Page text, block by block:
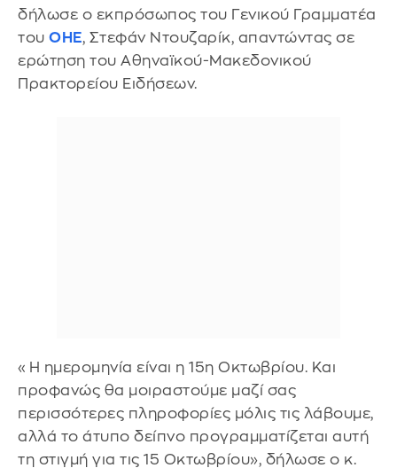
δήλωσε ο εκπρόσωπος του Γενικού Γραμματέα
του ΟΗΕ, Στεφάν Ντουζαρίκ, απαντώντας σε
ερώτηση του Αθηναϊκού-Μακεδονικού
Πρακτορείου Ειδήσεων.
«Η ημερομηνία είναι η 15η Οκτωβρίου. Και
προφανώς θα μοιραστούμε μαζί σας
περισσότερες πληροφορίες μόλις τις λάβουμε,
αλλά το άτυπο δείπνο προγραμματίζεται αυτή
τη στιγμή για τις 15 Οκτωβρίου», δήλωσε ο κ.